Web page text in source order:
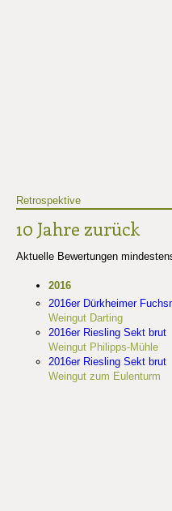
Retrospektive
10 Jahre zurück
Aktuelle Bewertungen
2016
2016er Dürkheimer
Weingut Darting
2016er Riesling Sekt brut
Weingut Philipps-Mühle
2016er Riesling Sekt brut
Weingut zum Eulenturm